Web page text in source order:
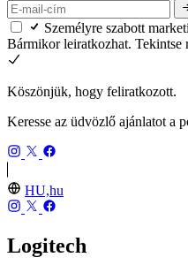
Személyre szabott
Bármikor leiratkozhat. Tekintse
Köszönjük, hogy feliratkozott.
Keresse az üdvözlő ajánlatot a
HU,hu
Logitech